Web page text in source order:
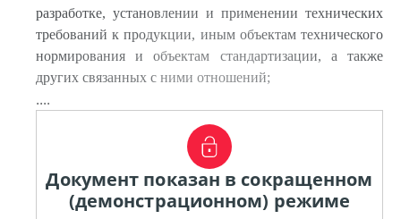
разработке, установлении и применении технических
требований к продукции, иным объектам технического
нормирования и объектам стандартизации, а также
других связанных с ними отношений;
....
Документ показан в сокращенном
(демонстрационном) режиме